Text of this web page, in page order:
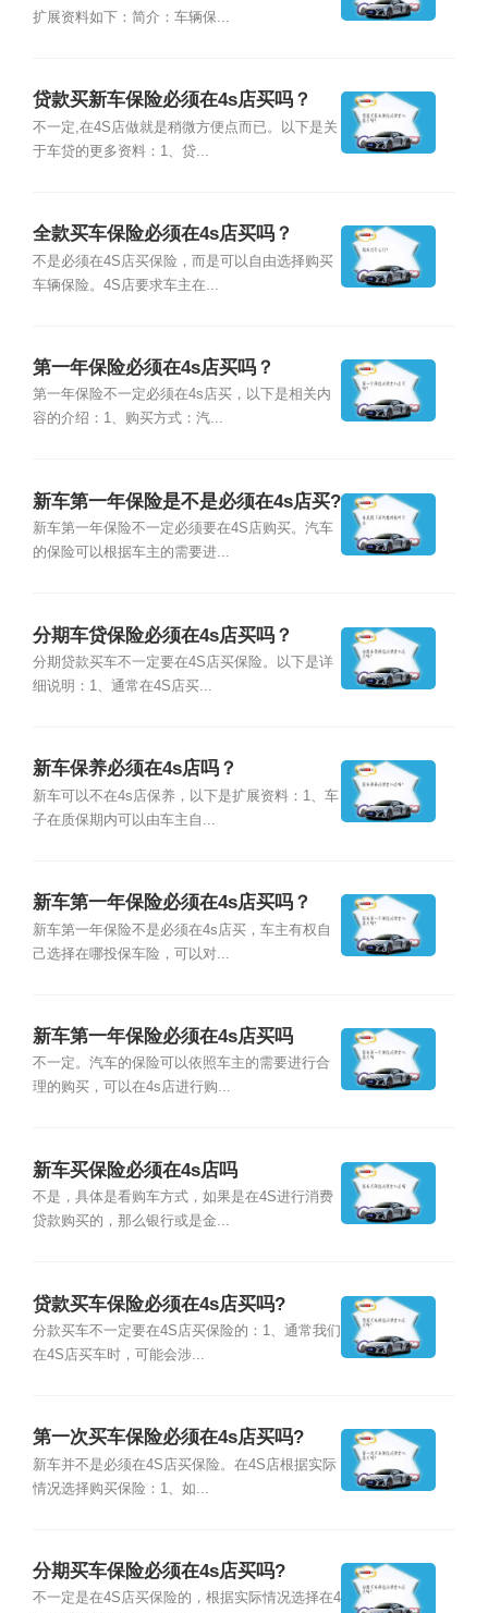
扩展资料如下：简介：车辆保...
贷款买新车保险必须在4s店买吗？
不一定,在4S店做就是稍微方便点而已。以下是关
于车贷的更多资料：1、贷...
全款买车保险必须在4s店买吗？
不是必须在4S店买保险，而是可以自由选择购买
车辆保险。4S店要求车主在...
第一年保险必须在4s店买吗？
第一年保险不一定必须在4s店买，以下是相关内
容的介绍：1、购买方式：汽...
新车第一年保险是不是必须在4s店买?
新车第一年保险不一定必须要在4S店购买。汽车
的保险可以根据车主的需要进...
分期车贷保险必须在4s店买吗？
分期贷款买车不一定要在4S店买保险。以下是详
细说明：1、通常在4S店买...
新车保养必须在4s店吗？
新车可以不在4s店保养，以下是扩展资料：1、车
子在质保期内可以由车主自...
新车第一年保险必须在4s店买吗？
新车第一年保险不是必须在4s店买，车主有权自
己选择在哪投保车险，可以对...
新车第一年保险必须在4s店买吗
不一定。汽车的保险可以依照车主的需要进行合
理的购买，可以在4s店进行购...
新车买保险必须在4s店吗
不是，具体是看购车方式，如果是在4S进行消费
贷款购买的，那么银行或是金...
贷款买车保险必须在4s店买吗?
分款买车不一定要在4S店买保险的：1、通常我们
在4S店买车时，可能会涉...
第一次买车保险必须在4s店买吗?
新车并不是必须在4S店买保险。在4S店根据实际
情况选择购买保险：1、如...
分期买车保险必须在4s店买吗?
不一定是在4S店买保险的，根据实际情况选择在4